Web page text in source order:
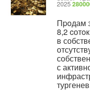
2025
Пpoдам
8,2
в
с